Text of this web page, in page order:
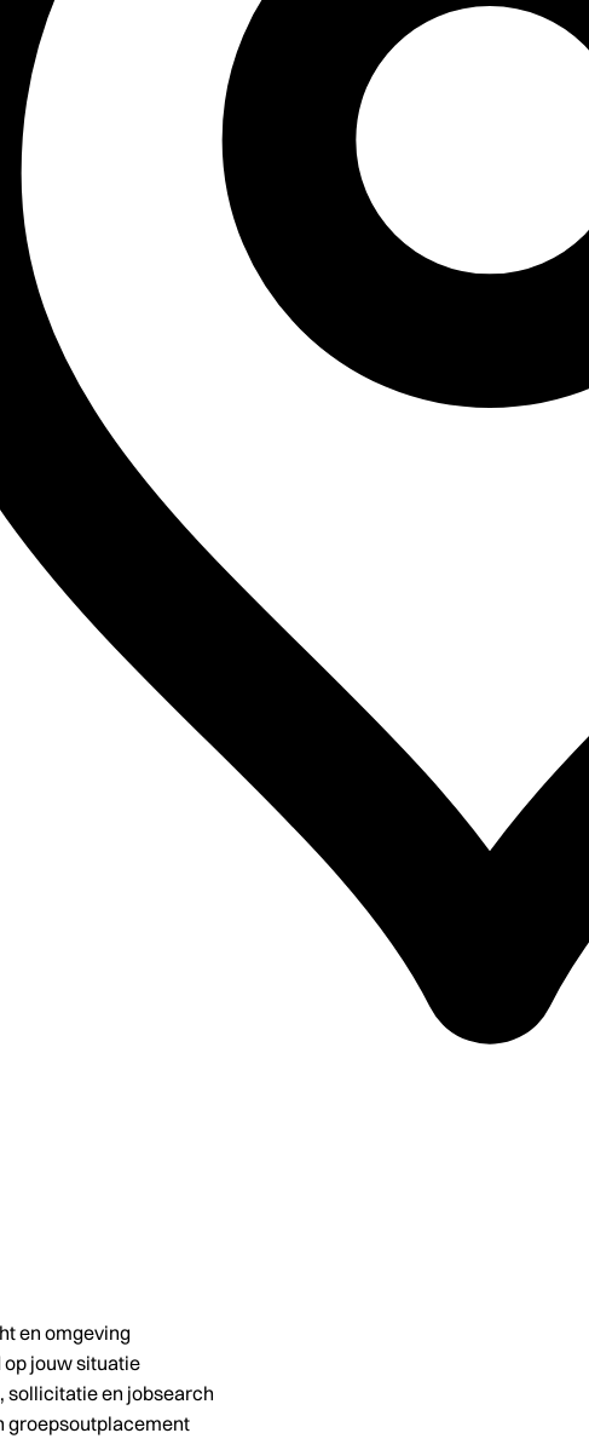
en omgeving
jouw situatie
sollicitatie en jobsearch
groepsoutplacement